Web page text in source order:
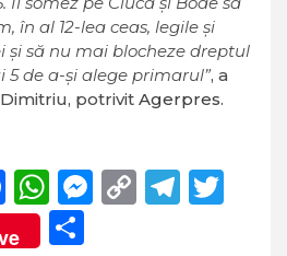
în al 12-lea ceas, legile şi
şi să nu mai blocheze dreptul
5 de a-şi alege primarul”, a
potrivit Agerpres.
Facebook
WhatsApp
Messenger
Copy